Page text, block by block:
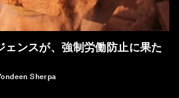
ェンスが、強制労働防止に果た
Sherpa